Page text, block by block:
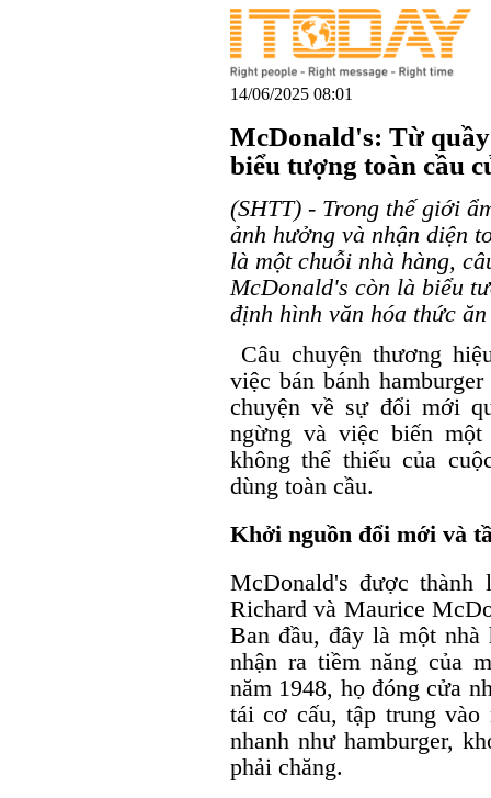
14/06/2025 08:01
McDonald's: Từ
biểu tượng toàn cầu
(SHTT) - Trong thế giới
ảnh hưởng và nhận diện
là một chuỗi nhà hàng,
McDonald's còn là biểu
định hình văn hóa thức
Câu chuyện thương
việc bán bánh
chuyện về sự đổi mới
ngừng và việc biến
không thể thiếu của
dùng toàn cầu.
Khởi nguồn đổi mới và
McDonald's được
Richard và Maurice
Ban đầu, đây là một
nhận ra tiềm năng của
năm 1948, họ đóng cửa
tái cơ cấu, tập trung
nhanh như hamburger,
phải chăng.